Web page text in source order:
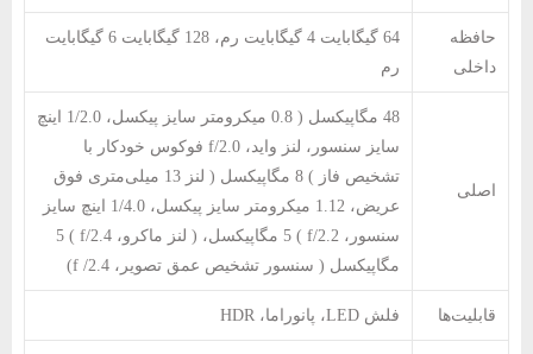
حافظه
داخلی
64 گیگابایت 4 گیگابایت رم، 128 گیگابایت 6 گیگابایت
رم
اصلی
48 مگاپیکسل ( 0.8 میکرومتر سایز پیکسل، 1/2.0 اینچ
سایز سنسور، لنز واید، f/2.0 فوکوس خودکار با
تشخیص فاز ) 8 مگاپیکسل ( لنز 13 میلی‌متری فوق
عریض، 1.12 میکرومتر سایز پیکسل، 1/4.0 اینچ سایز
سنسور، f/2.2 ) 5 مگاپیکسل، ( لنز ماکرو، f/2.4 ) 5
مگاپیکسل ( سنسور تشخیص عمق تصویر، f /2.4)
قابلیت‌ها فلش LED، پانوراما، HDR